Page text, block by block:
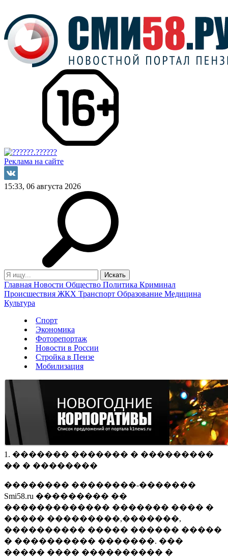
Реклама на сайте
15:33, 06 августа 2026
Главная Новости Общество Политика Криминал
Происшествия ЖКХ Транспорт Образование Медицина
Культура
Спорт
Экономика
Фоторепортаж
Новости в России
Стройка в Пензе
Мобилизация
1. ������� ������� � ���������
�� � ��������
�������� ��������-�������
Smi58.ru ��������� ��
������������� ������� ���� �
����� ���������,�������,
���������� ����� ������ �����
� ���������� �������. ���
����� ���� ���������� �